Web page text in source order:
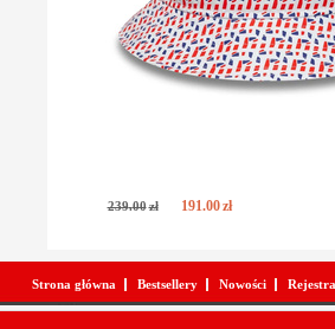
239.00zł 191.00zł
Strona główna Bestsellery Nowości